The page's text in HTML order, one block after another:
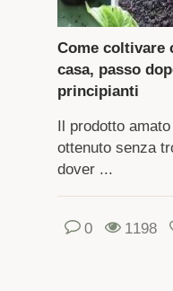
Come coltivare
casa, passo
principianti
Il prodotto
ottenuto senza
dover ...
0 1198